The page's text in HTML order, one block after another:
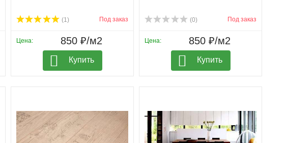
(1) Под заказ
Цена: 850 ₽/м2
Купить
(0) Под заказ
Цена: 850 ₽/м2
Купить